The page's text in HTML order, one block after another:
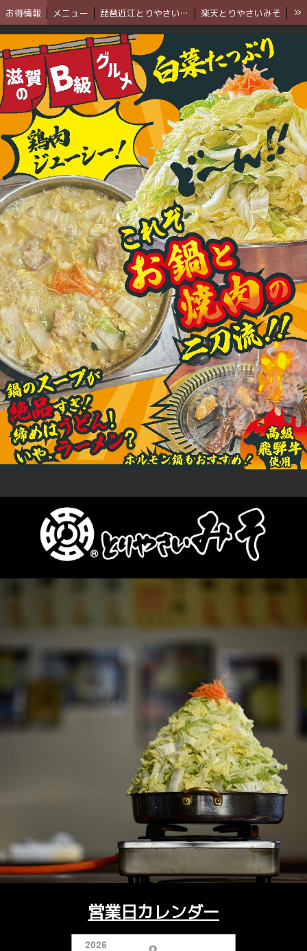
お得情報 メニュー 琵琶近江とりやさいみそ
楽天とりやさいみそ
yahooとりやさいみそ
びわこ食堂通信
»
営業日カレンダー